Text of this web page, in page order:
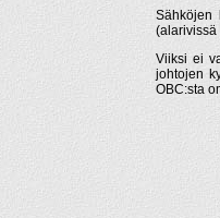
(alarivissä
Viiksi ei
johtojen
OBC:sta